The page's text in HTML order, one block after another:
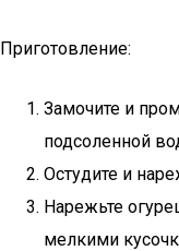
Приготовление:
Замочите и
подсоленной
Остудите и
Нарежьте
мелкими